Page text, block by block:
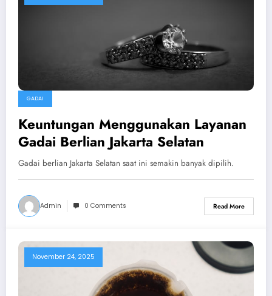
GADAI
Keuntungan Menggunakan Layanan
Gadai Berlian Jakarta Selatan
Gadai berlian Jakarta Selatan saat ini semakin banyak dipilih.
Admin 0 Comments Read More
November 24, 2025